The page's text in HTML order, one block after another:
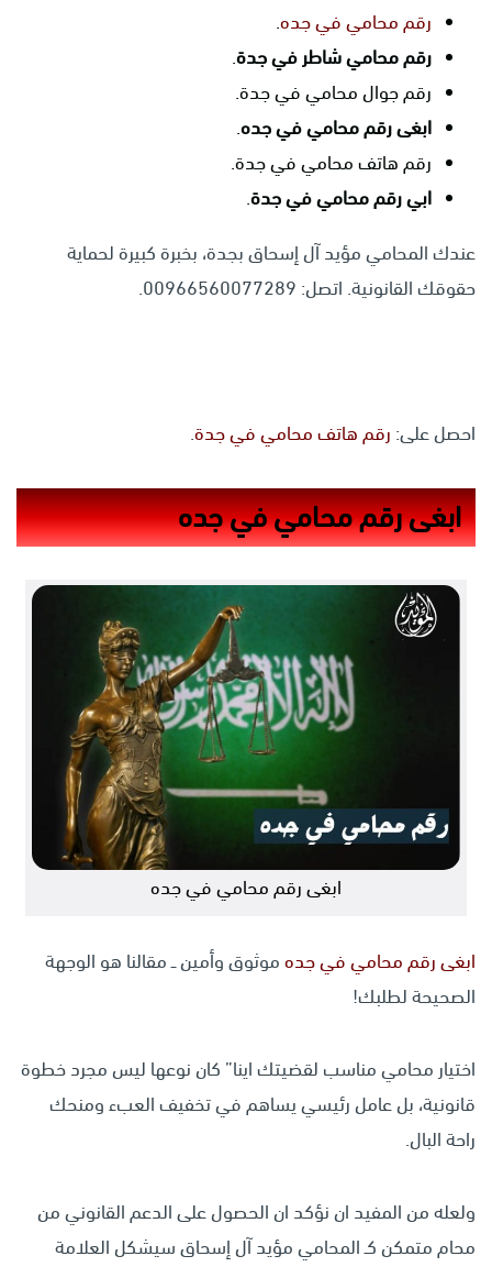
رقم محامي في جده.
رقم محامي شاطر في جدة.
رقم جوال محامي في جدة.
ابغى رقم محامي في جده.
رقم هاتف محامي في جدة.
ابي رقم محامي في جدة.
عندك المحامي مؤيد آل إسحاق بجدة، بخبرة كبيرة لحماية
حقوقك القانونية. اتصل: 00966560077289.
احصل على: رقم هاتف محامي في جدة.
ابغى رقم محامي في جده
ابغى رقم محامي في جده
ابغى رقم محامي في جدهموثوق وأمين ــ مقالنا هو الوجهة
الصحيحة لطلبك!
اختيار محامي مناسب لقضيتك اينا” كان نوعها ليس مجرد خطوة
قانونية، بل عامل رئيسي يساهم في تخفيف العبء ومنحك
راحة البال.
ولعله من المفيد ان نؤكد ان الحصول على الدعم القانوني من
محام متمكن كـ المحامي مؤيد آل إسحاق سيشكل العلامة